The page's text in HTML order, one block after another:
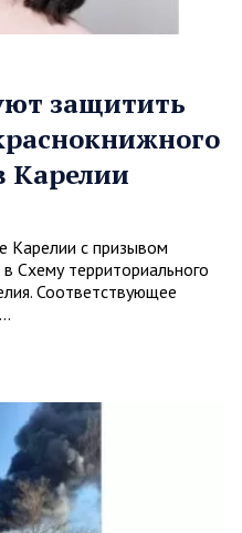
защитить
Карелии
Карелии с призывом
Схему территориального
Соответствующее